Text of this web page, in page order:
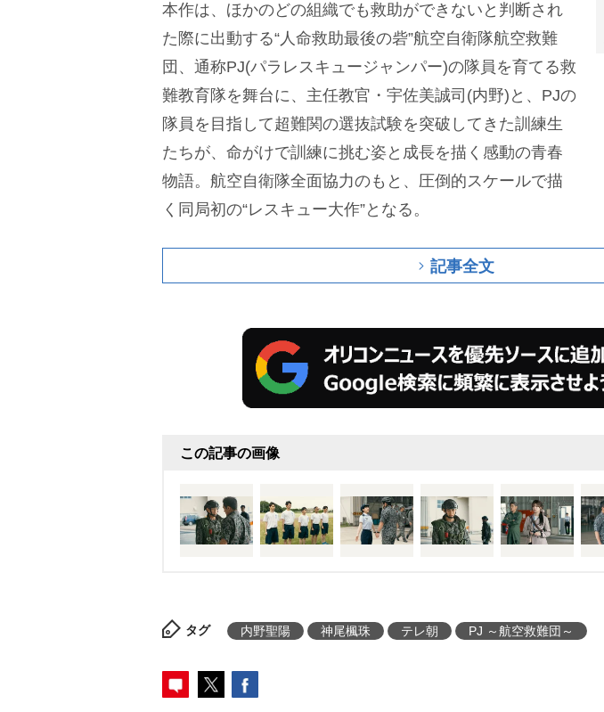
本作は、ほかのどの組織でも救助ができないと判断され
た際に出動する“人命救助最後の砦”航空自衛隊航空救難
団、通称PJ(パラレスキュージャンパー)の隊員を育てる救
難教育隊を舞台に、主任教官・宇佐美誠司(内野)と、PJの
隊員を目指して超難関の選抜試験を突破してきた訓練生
たちが、命がけで訓練に挑む姿と成長を描く感動の青春
物語。航空自衛隊全面協力のもと、圧倒的スケールで描
く同局初の“レスキュー大作”となる。
記事全文
この記事の画像
タグ 内野聖陽 神尾楓珠 テレ朝 PJ ～航空救難団～